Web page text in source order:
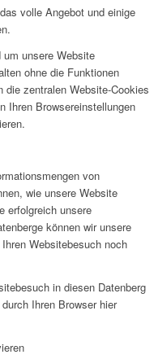
volle Angebot und einige
unsere Website
ohne die Funktionen
zentralen Website-Cookies
Ihren Browsereinstellungen
von
wie unsere Website
erfolgreich unsere
können wir unsere
Websitebesuch noch
in diesen Datenberg
Ihren Browser hier